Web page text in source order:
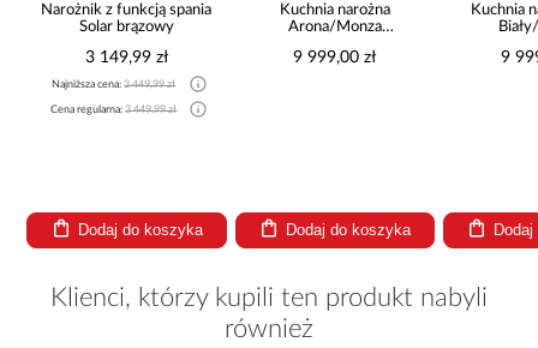
Kuchnia narożna
Arona/Monza
9 999,00 zł
Dodaj do koszyka
Kuchnia narożna Stilo
Biały/Artisan
9 999,00 zł
Dodaj do koszyka
Klienci, którzy kupili ten produkt nabyli
również